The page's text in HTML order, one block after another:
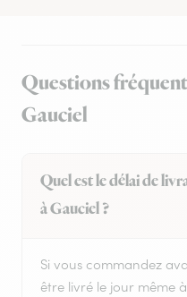
Questions
Gauciel
Quel est le délai de
à Gauciel ?
Si vous commandez
être livré le jour même